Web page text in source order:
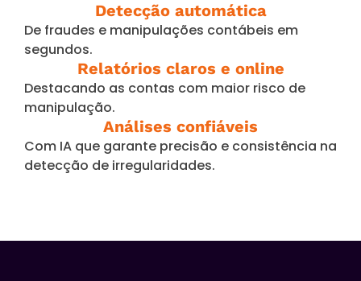
Detecção automática
De fraudes e manipulações contábeis em
segundos.
Relatórios claros e online
Destacando as contas com maior risco de
manipulação.
Análises confiáveis
Com IA que garante precisão e consistência na
detecção de irregularidades.